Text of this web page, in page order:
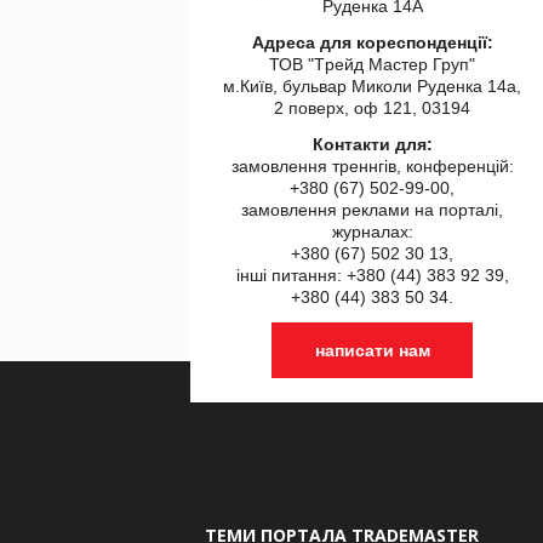
Руденка 14А
Адреса для кореспонденції:
ТОВ "Tрейд Мастер Груп"
м.Київ, бульвар Миколи Руденка 14а,
2 поверх, оф 121, 03194
Контакти для:
замовлення треннгів, конференцій:
+380 (67) 502-99-00,
замовлення реклами на порталі,
журналах:
+380 (67) 502 30 13,
інші питання: +380 (44) 383 92 39,
+380 (44) 383 50 34.
написати нам
ТЕМИ ПОРТАЛА TRADEMASTER